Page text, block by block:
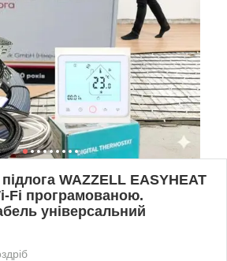
WAZZELL EASYHEAT
Fi програмованою.
універсальний